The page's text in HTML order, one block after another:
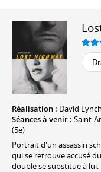
Réalisation : David Lynch
Séances à venir : Saint-
(5e)
Portrait d'un assassin
qui se retrouve accusé
double se substitue à lui.